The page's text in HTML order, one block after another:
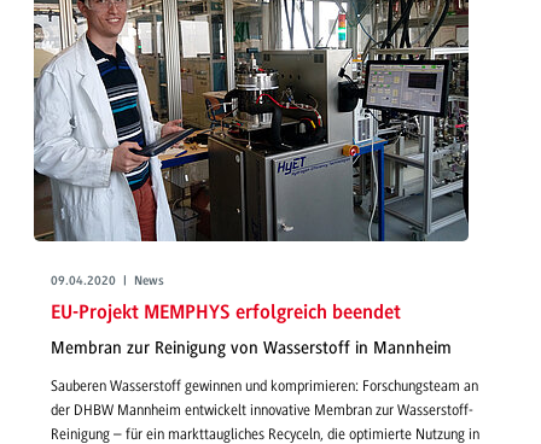
09.04.2020 | News
EU-Projekt MEMPHYS erfolgreich beendet
Membran zur Reinigung von Wasserstoff in Mannheim
Sauberen Wasserstoff gewinnen und komprimieren: Forschungsteam an
der DHBW Mannheim entwickelt innovative Membran zur Wasserstoff-
Reinigung – für ein markttaugliches Recyceln, die optimierte Nutzung in